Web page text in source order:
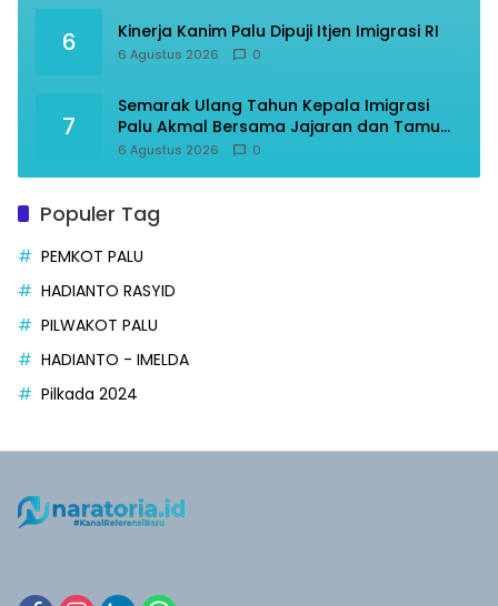
6 Kinerja Kanim Palu Dipuji Itjen Imigrasi RI
6 Agustus 2026 0
7
Semarak Ulang Tahun Kepala Imigrasi
Palu Akmal Bersama Jajaran dan Tamu
Spesial
6 Agustus 2026 0
Populer Tag
PEMKOT PALU
HADIANTO RASYID
PILWAKOT PALU
HADIANTO - IMELDA
Pilkada 2024